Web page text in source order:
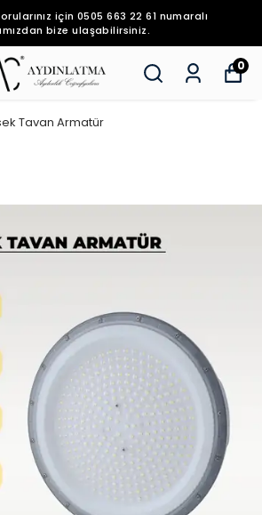
için 0505 663 22 61 numaralı
bize ulaşabilirsiniz.
0
Tavan Armatür